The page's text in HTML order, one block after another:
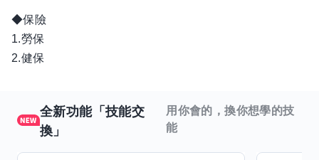
◆保險
1.勞保
2.健保
全新功能「技能交
換」
用你會的，換你想學的技
能